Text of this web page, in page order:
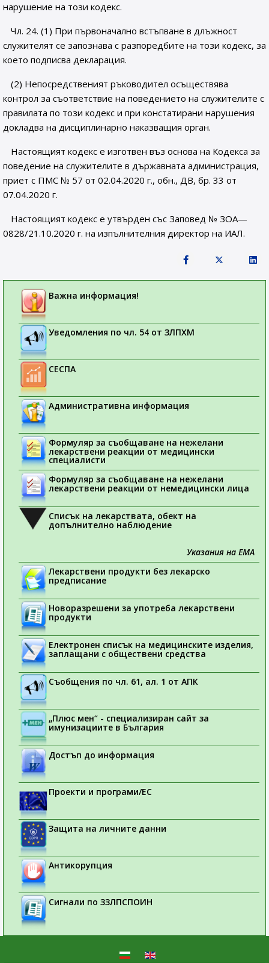
нарушение на този кодекс.
Чл. 24. (1) При първоначално встъпване в длъжност
служителят се запознава с разпоредбите на този кодекс, за
което подписва декларация.
(2) Непосредственият ръководител осъществява
контрол за съответствие на поведението на служителите с
правилата по този кодекс и при констатирани нарушения
докладва на дисциплинарно наказващия орган.
Настоящият кодекс е изготвен въз основа на Кодекса за
поведение на служителите в държавната администрация,
приет с ПМС № 57 от 02.04.2020 г., обн., ДВ, бр. 33 от
07.04.2020 г.
Настоящият кодекс е утвърден със Заповед № ЗОА—
0828/21.10.2020 г. на изпълнителния директор на ИАЛ.
Важна информация!
Уведомления по чл. 54 от ЗЛПХМ
СЕСПА
Административна информация
Формуляр за съобщаване на нежелани
лекарствени реакции от медицински
специалисти
Формуляр за съобщаване на нежелани
лекарствени реакции от немедицински лица
Списък на лекарствата, обект на
допълнително наблюдение
Указания на ЕМА
Лекарствени продукти без лекарско
предписание
Новоразрешени за употреба лекарствени
продукти
Електронен списък на медицинските изделия,
заплащани с обществени средства
Съобщения по чл. 61, ал. 1 от АПК
„Плюс мен“ - специализиран сайт за
имунизациите в България
Достъп до информация
Проекти и програми/ЕС
Защита на личните данни
Антикорупция
Сигнали по ЗЗЛПСПОИН